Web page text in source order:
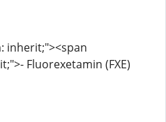
inherit;"><span
Fluorexetamin (FXE)